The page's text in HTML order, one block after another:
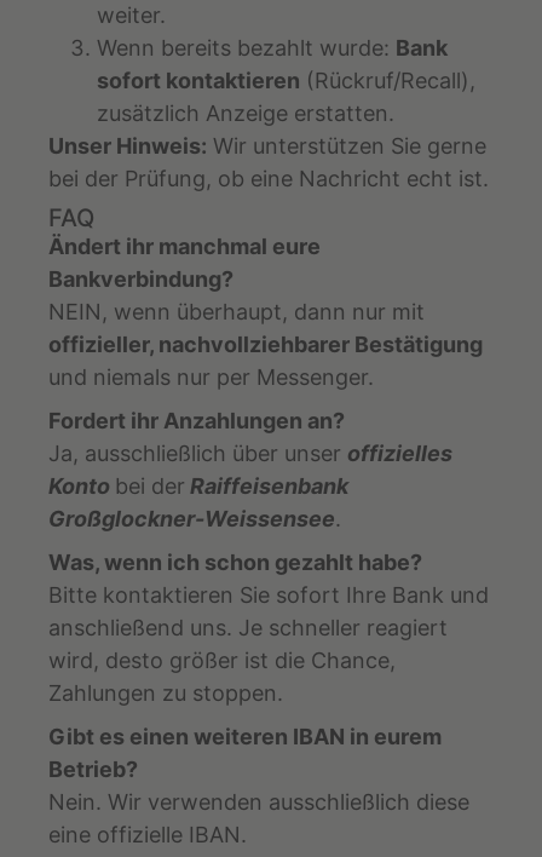
weiter.
Wenn bereits bezahlt wurde: Bank
sofort kontaktieren (Rückruf/Recall),
zusätzlich Anzeige erstatten.
Unser Hinweis: Wir unterstützen Sie gerne
bei der Prüfung, ob eine Nachricht echt ist.
FAQ
Ändert ihr manchmal eure
Bankverbindung?
NEIN, wenn überhaupt, dann nur mit
offizieller, nachvollziehbarer Bestätigung
und niemals nur per Messenger.
Fordert ihr Anzahlungen an?
Ja, ausschließlich über unser offizielles
Konto bei der Raiffeisenbank
Großglockner-Weissensee.
Was, wenn ich schon gezahlt habe?
Bitte kontaktieren Sie sofort Ihre Bank und
anschließend uns. Je schneller reagiert
wird, desto größer ist die Chance,
Zahlungen zu stoppen.
Gibt es einen weiteren IBAN in eurem
Betrieb?
Nein. Wir verwenden ausschließlich diese
eine offizielle IBAN.